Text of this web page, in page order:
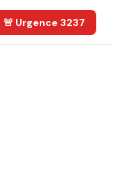
🚨 Urgence 3237